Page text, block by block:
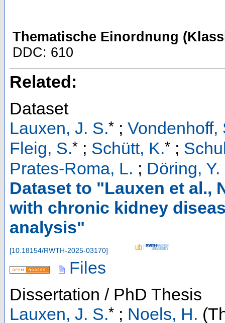
Thematische Einordnung
DDC: 610
Related:
Dataset
Lauxen, J. S.* ; Vondenhoff,
Fleig, S.* ; Schütt, K.* ;
Prates-Roma, L. ; Döring, Y.
Dataset to "Lauxen et al.,
with chronic kidney
analysis"
[10.18154/RWTH-2025-03170]
Files
Dissertation / PhD Thesis
Lauxen, J. S.* ; Noels, H.